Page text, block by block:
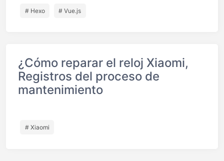
# Hexo # Vue.js
¿Cómo reparar el reloj Xiaomi,
Registros del proceso de
mantenimiento
# Xiaomi